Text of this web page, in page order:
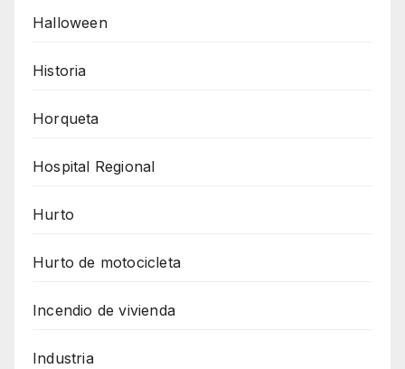
Halloween
Historia
Horqueta
Hospital Regional
Hurto
Hurto de motocicleta
Incendio de vivienda
Industria